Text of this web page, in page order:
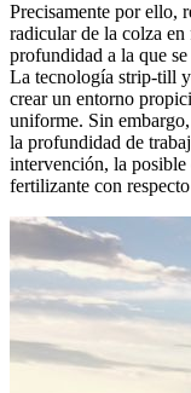
Precisamente por ello,
radicular de la colza
profundidad a la que
La tecnología strip-till
crear un entorno
uniforme. Sin
la profundidad de
intervención, la
fertilizante con